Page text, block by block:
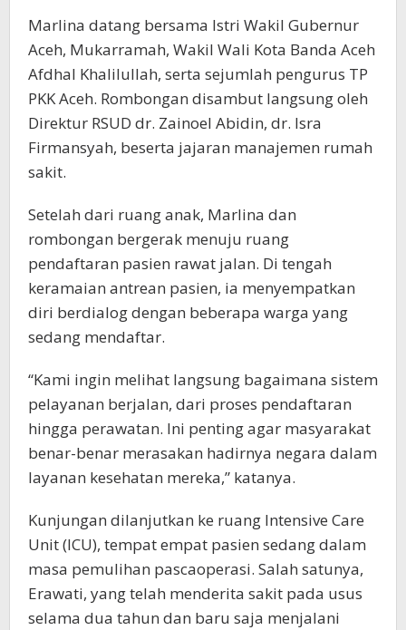
Marlina datang bersama Istri Wakil Gubernur
Aceh, Mukarramah, Wakil Wali Kota Banda Aceh
Afdhal Khalilullah, serta sejumlah pengurus TP
PKK Aceh. Rombongan disambut langsung oleh
Direktur RSUD dr. Zainoel Abidin, dr. Isra
Firmansyah, beserta jajaran manajemen rumah
sakit.
Setelah dari ruang anak, Marlina dan
rombongan bergerak menuju ruang
pendaftaran pasien rawat jalan. Di tengah
keramaian antrean pasien, ia menyempatkan
diri berdialog dengan beberapa warga yang
sedang mendaftar.
“Kami ingin melihat langsung bagaimana sistem
pelayanan berjalan, dari proses pendaftaran
hingga perawatan. Ini penting agar masyarakat
benar-benar merasakan hadirnya negara dalam
layanan kesehatan mereka,” katanya.
Kunjungan dilanjutkan ke ruang Intensive Care
Unit (ICU), tempat empat pasien sedang dalam
masa pemulihan pascaoperasi. Salah satunya,
Erawati, yang telah menderita sakit pada usus
selama dua tahun dan baru saja menjalani